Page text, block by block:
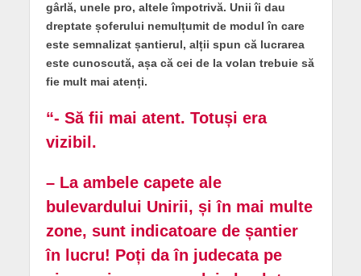
gârlă, unele pro, altele împotrivă. Unii îi dau
dreptate șoferului nemulțumit de modul în care
este semnalizat șantierul, alții spun că lucrarea
este cunoscută, așa că cei de la volan trebuie să
fie mult mai atenți.
“- Să fii mai atent. Totuși era
vizibil.
– La ambele capete ale
bulevardului Unirii, și în mai multe
zone, sunt indicatoare de șantier
în lucru! Poți da în judecata pe